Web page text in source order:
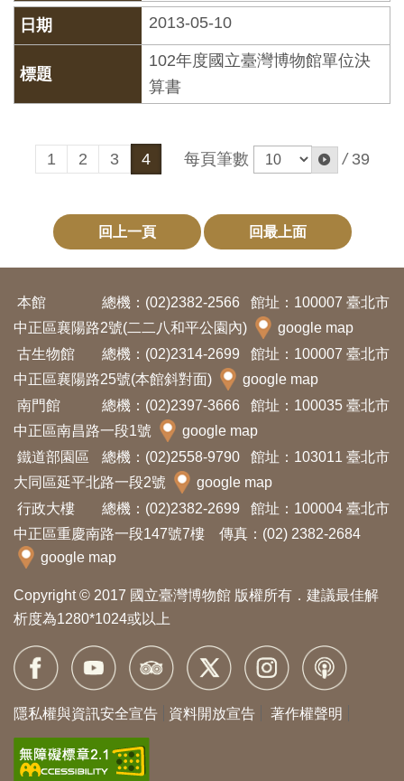
資
訊
宣
告
資
料
開
放
宣
告
著
權
聲
明
回
首
頁
2013-05-10
102年度國立臺灣博物館單位決
算書
1 2 3 4 每頁筆數 / 39
回上一頁 回最上面
本館 總機：(02)2382-2566
館址：100007 臺北市
中正區襄陽路2號(二二八和平公園內)
google map
古生物館
總機：(02)2314-2699
館址：100007 臺北市
中正區襄陽路25號(本館斜對面)
google map
南門館
總機：(02)2397-3666
館址：100035 臺北市
中正區南昌路一段1號
google map
鐵道部園區
總機：(02)2558-9790
館址：103011 臺北市
大同區延平北路一段2號
google map
行政大樓
總機：(02)2382-2699
館址：100004 臺北市
中正區重慶南路一段147號7樓 傳真：(02) 2382-2684
google map
Copyright © 2017 國立臺灣博物館 版權所有．建議最佳解
析度為1280*1024或以上
隱私權與資訊安全宣告 資料開放宣告 著作權聲明